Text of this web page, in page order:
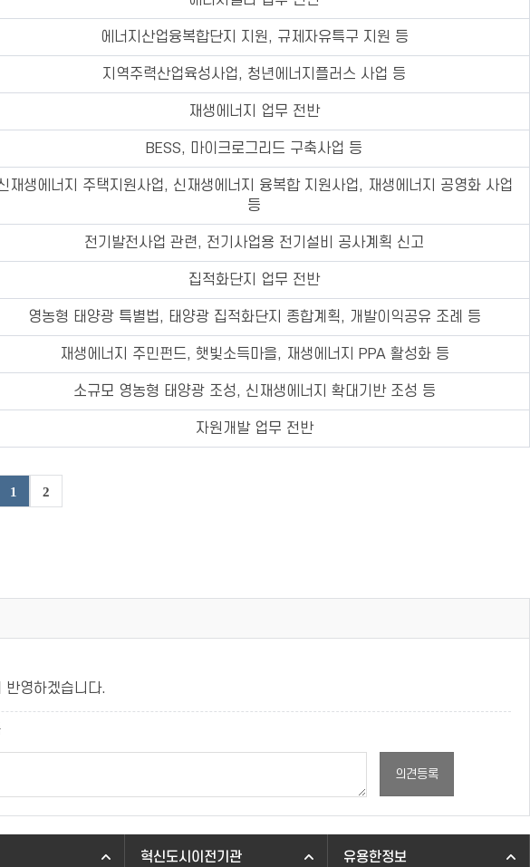
에너지산업융복합단지 지원, 규제자유특구 지원 등
지역주력산업육성사업, 청년에너지플러스 사업 등
재생에너지 업무 전반
BESS, 마이크로그리드 구축사업 등
재생에너지 주택지원사업, 신재생에너지 융복합 지원사업, 재생에너지 공영화 사업
등
전기발전사업 관련, 전기사업용 전기설비 공사계획 신고
집적화단지 업무 전반
영농형 태양광 특별법, 태양광 집적화단지 종합계획, 개발이익공유 조례 등
재생에너지 주민펀드, 햇빛소득마을, 재생에너지 PPA 활성화 등
소규모 영농형 태양광 조성, 신재생에너지 확대기반 조성 등
자원개발 업무 전반
1 2
영하겠습니다.
의견등록
혁신도시이전기관 유용한정보